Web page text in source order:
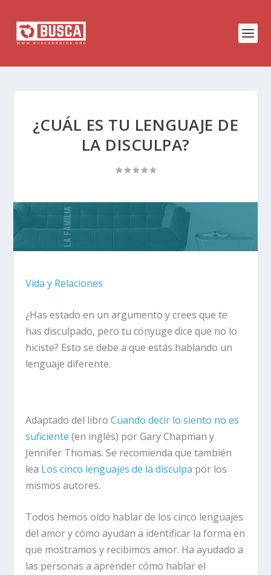
¿CUÁL ES TU LENGUAJE DE
LA DISCULPA?
Vida y Relaciones
¿Has estado en un argumento y crees que te
has disculpado, pero tu cónyuge dice que no lo
hiciste? Esto se debe a que estás hablando un
lenguaje diferente.
Adaptado del libroCuando decir lo siento no es
suficiente (en inglés) por Gary Chapman y
Jennifer Thomas. Se recomienda que también
lea Los cinco lenguajes de la disculpa por los
mismos autores.
Todos hemos oído hablar de los cinco lenguajes
del amor y cómo ayudan a identificar la forma en
que mostramos y recibimos amor. Ha ayudado a
las personas a aprender cómo hablar el